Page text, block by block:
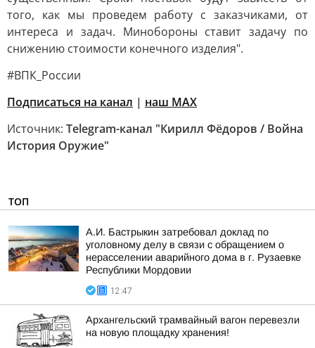
того, как мы проведем работу с заказчиками, от
интереса и задач. Минобороны ставит задачу по
снижению стоимости конечного изделия".
#ВПК_России
Подписаться на канал | наш МАХ
Источник: Telegram-канал "Кирилл Фёдоров / Война
История Оружие"
ТОП
А.И. Бастрыкин затребовал доклад по
уголовному делу в связи с обращением о
нерасселении аварийного дома в г. Рузаевке
Республики Мордовии
12:47
Архангельский трамвайный вагон перевезли
на новую площадку хранения!